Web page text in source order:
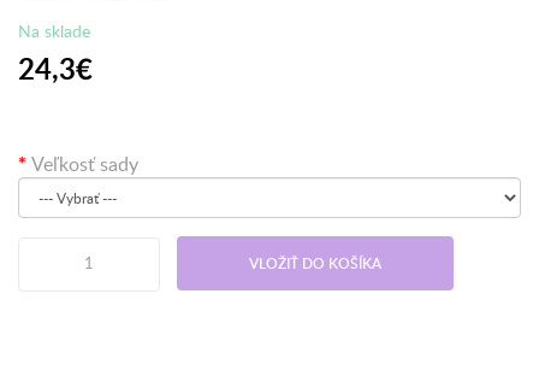
Na sklade
24,3€
Veľkosť sady
VLOŽIŤ DO KOŠÍKA